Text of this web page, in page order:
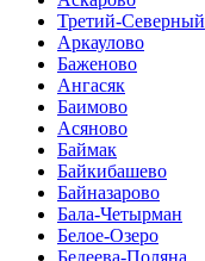
Третий-Северный
Аркаулово
Баженово
Ангасяк
Баимово
Асяново
Баймак
Байкибашево
Байназарово
Бала-Четырман
Белое-Озеро
Бедеева-Поляна